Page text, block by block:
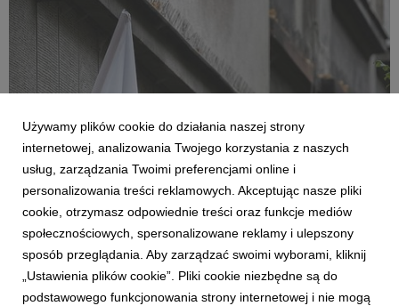
BYDGOSZCZ
dr hab. Robert Gawłowski, prof.UWSB: W
rocznicę Dnia Samorządu Terytorialnego
26 maja 2026
Używamy plików cookie do działania naszej strony
internetowej, analizowania Twojego korzystania z naszych
usług, zarządzania Twoimi preferencjami online i
personalizowania treści reklamowych. Akceptując nasze pliki
cookie, otrzymasz odpowiednie treści oraz funkcje mediów
społecznościowych, spersonalizowane reklamy i ulepszony
sposób przeglądania. Aby zarządzać swoimi wyborami, kliknij
„Ustawienia plików cookie”. Pliki cookie niezbędne są do
podstawowego funkcjonowania strony internetowej i nie mogą